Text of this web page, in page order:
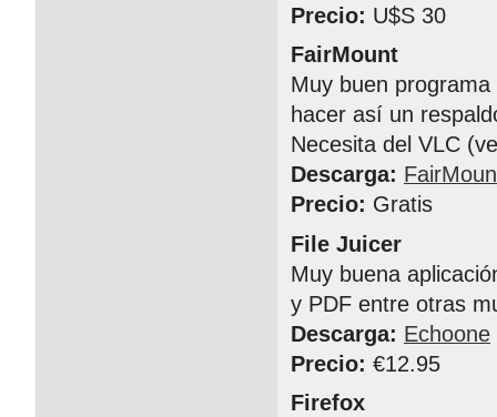
Precio: U$S 30
FairMount
Muy buen
hacer así un
Necesita del VLC
Descarga:
Precio: Gratis
File Juicer
Muy buena
y PDF entre otras
Descarga: Echoone
Precio: €12.95
Firefox